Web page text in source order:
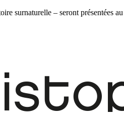
surnaturelle – seront présentées